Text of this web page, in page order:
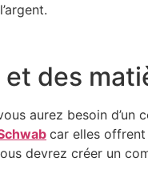
des
aurez besoin
car elles
devrez créer un